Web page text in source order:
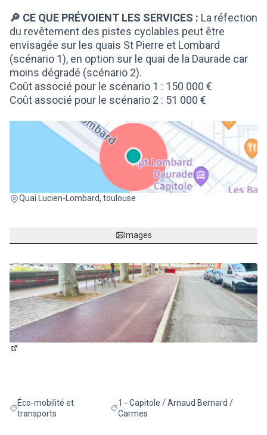
🔎 CE QUE PRÉVOIENT LES SERVICES : La réfection
du revêtement des pistes cyclables peut être
envisagée sur les quais St Pierre et Lombard
(scénario 1), en option sur le quai de la Daurade car
moins dégradé (scénario 2).
Coût associé pour le scénario 1 : 150 000 €
Coût associé pour le scénario 2 : 51 000 €
Quai Lucien-Lombard, toulouse
(Lien externe)
Images
Filtrer les résultats de la catégorie : Éco-mobilité et transports
Éco-mobilité et
transports
Filtrer les résultats pour le secteur : 1 -
1 - Capitole / Arnaud Bernard /
Carmes